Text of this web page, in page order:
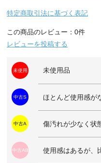
特定商取引法に基づく表記
この商品のレビュー：0件
レビューを投稿する
未使用 未使用品
中古S ほとんど使用感が
中古A 傷汚れが少なく状
中古AB 使用感はあるが、